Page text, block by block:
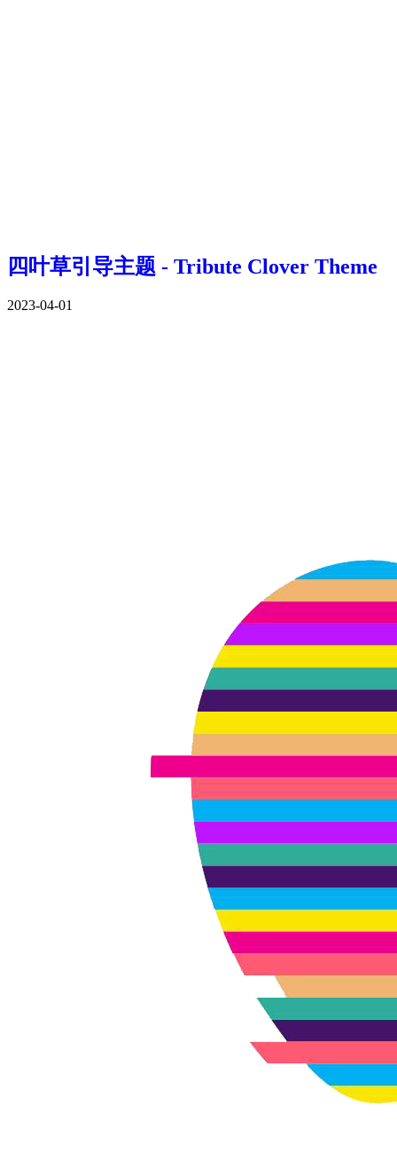
四叶草引导主题 - Tribute Clover Theme
2023-04-01